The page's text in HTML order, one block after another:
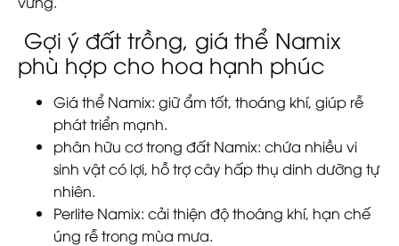
Gợi ý đất trồng, giá thể Namix
phù hợp cho hoa hạnh phúc
Giá thể Namix: giữ ẩm tốt, thoáng khí, giúp rễ
phát triển mạnh.
phân hữu cơ trong đất Namix: chứa nhiều vi
sinh vật có lợi, hỗ trợ cây hấp thụ dinh dưỡng tự
nhiên.
Perlite Namix: cải thiện độ thoáng khí, hạn chế
úng rễ trong mùa mưa.